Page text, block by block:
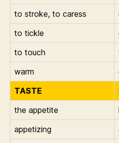
to stroke, to caress
to tickle
to touch
warm
TASTE
the appetite
appetizing